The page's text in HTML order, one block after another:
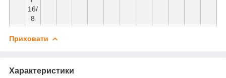
16/
8
Приховати
Характеристики